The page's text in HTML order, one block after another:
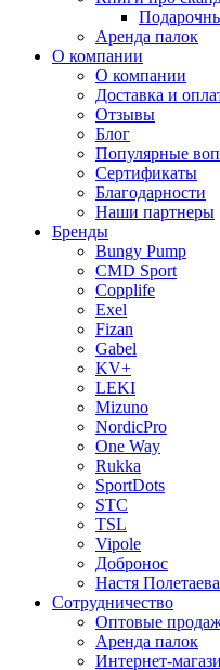
Аренда палок
О компании
О компании
Доставка и
Отзывы
Блог
Популярные
Сертификаты
Благодарности
Наши партнеры
Бренды
Bungy Pump
CMD Sport
Copplife
Exel
Fizan
Gabel
KV+
LEKI
Mizuno
NordicPro
One Way
Rukka
SportDots
STC
TSL
Vipole
Добронос
Настя Полетаева
Сотрудничество
Оптовые
Аренда палок
Интернет-